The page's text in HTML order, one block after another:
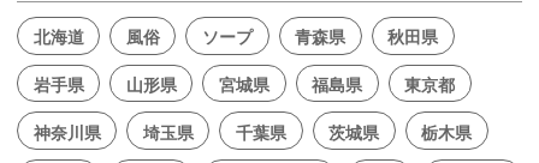
北海道 風俗 ソープ 青森県
秋田県
岩手県
山形県 宮城県 福島県
東京都
神奈川県
埼玉県 千葉県 茨城県
栃木県